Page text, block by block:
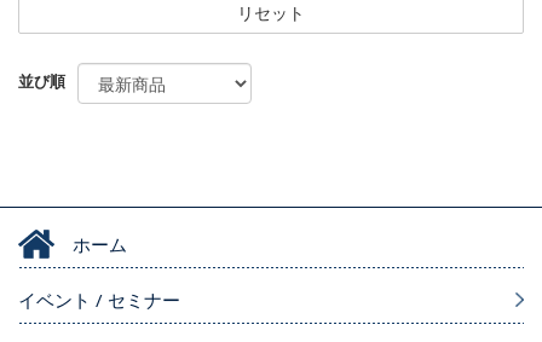
リセット
並び順
ホーム
イベント / セミナー